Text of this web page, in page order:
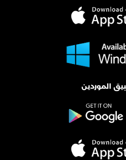
الموردين